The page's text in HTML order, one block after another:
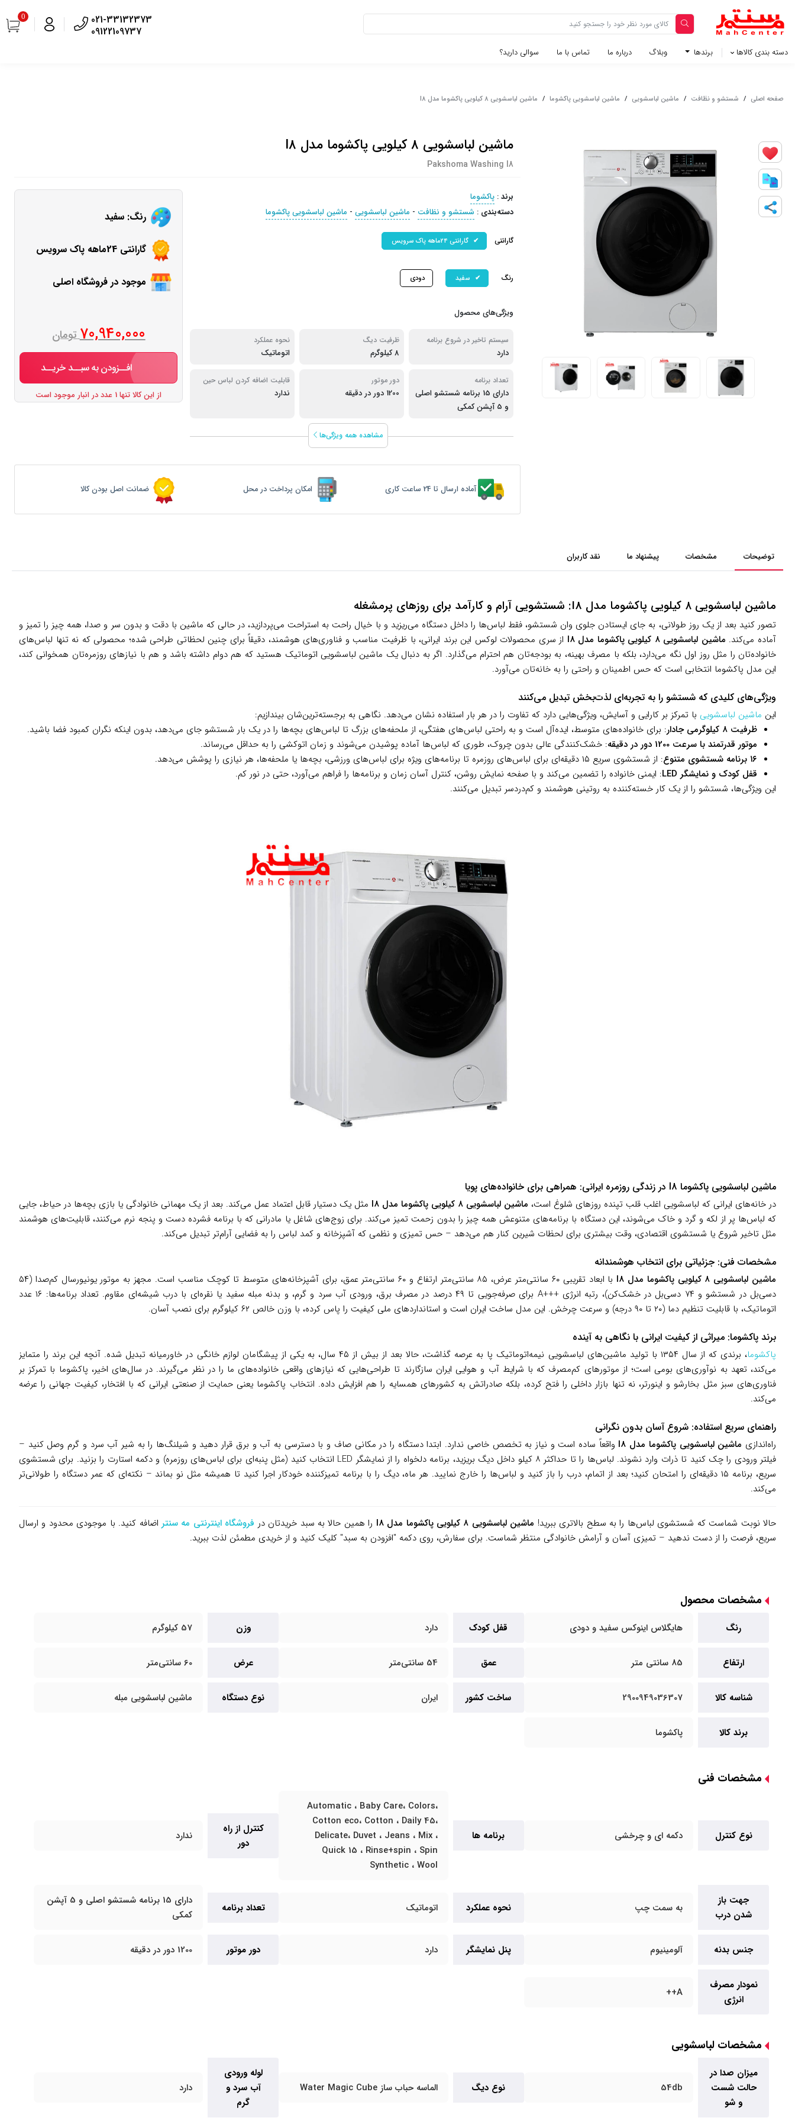
021-33132373
09122109737
0
دسته بندی کالاها برندها وبلاگ‌ درباره ما تماس با ما سوالی دارید؟
صفحه اصلی / شستشو و نظافت / ماشین لباسشویی / ماشین لباسشویی پاکشوما / ماشین لباسشویی 8 کیلویی پاکشوما مدل I8
ماشین لباسشویی 8 کیلویی پاکشوما مدل I8
Pakshoma Washing I8
برند: پاکشوما
دسته‌بندی : شستشو و نظافت - ماشین لباسشویی - ماشین لباسشویی پاکشوما
گارانتی گارانتی 24ماهه پاک سرویس
رنگ سفید دودی
ویژگی‌های محصول
سیستم تاخیر در شروع برنامه
دارد
ظرفیت دیگ
8 کیلوگرم
نحوه عملکرد
اتوماتیک
تعداد برنامه
دارای 15 برنامه شستشو اصلی
و 5 آپشن کمکی
دور موتور
1200 دور در دقیقه
قابلیت اضافه کردن لباس حین
کار
ندارد
مشاهده همه ویژگی‌ها
رنگ: سفید
گارانتی 24ماهه پاک سرویس
موجود در فروشگاه اصلی
70,940,000تومان
افــزودن به سبــد خریــد
از این کالا تنها 1 عدد در انبار موجود است
آماده ارسال تا 24 ساعت کاری امکان پرداخت در محل ضمانت اصل بودن کالا
توضیحات مشخصات پیشنهاد ما نقد کاربران
ماشین لباسشویی ۸ کیلویی پاکشوما مدل I8: شستشویی آرام و کارآمد برای روزهای پرمشغله
تصور کنید بعد از یک روز طولانی، به جای ایستادن جلوی وان شستشو، فقط لباس‌ها را داخل دستگاه می‌ریزید و با خیال راحت به استراحت می‌پردازید، در حالی که ماشین با دقت و بدون سر و صدا، همه چیز را تمیز و
آماده می‌کند. ماشین لباسشویی ۸ کیلویی پاکشوما مدل I8
از سری محصولات لوکس این برند ایرانی، با ظرفیت مناسب و فناوری‌های هوشمند، دقیقاً برای چنین لحظاتی طراحی شده؛ محصولی که نه تنها لباس‌های
خانواده‌تان را مثل روز اول نگه می‌دارد، بلکه با مصرف بهینه، به بودجه‌تان هم احترام می‌گذارد. اگر به دنبال یک ماشین لباسشویی اتوماتیک هستید که هم دوام داشته باشد و هم با نیازهای روزمره‌تان همخوانی کند،
این مدل پاکشوما انتخابی است که حس اطمینان و راحتی را به خانه‌تان می‌آورد.
ویژگی‌های کلیدی که شستشو را به تجربه‌ای لذت‌بخش تبدیل می‌کنند
این ماشین لباسشویی با تمرکز بر کارایی و آسایش، ویژگی‌هایی دارد که تفاوت را در هر بار استفاده نشان می‌دهد. نگاهی به برجسته‌ترین‌شان بیندازیم:
ظرفیت ۸ کیلوگرمی جادار
: برای خانواده‌های متوسط، ایده‌آل است و به راحتی لباس‌های هفتگی، از ملحفه‌های بزرگ تا لباس‌های بچه‌ها را در یک بار شستشو جای می‌دهد، بدون اینکه نگران کمبود فضا باشید.
موتور قدرتمند با سرعت 1200 دور در دقیقه
: خشک‌کنندگی عالی بدون چروک، طوری که لباس‌ها آماده پوشیدن می‌شوند و زمان اتوکشی را به حداقل می‌رساند.
۱۶ برنامه شستشوی متنوع
: از شستشوی سریع ۱۵ دقیقه‌ای برای لباس‌های روزمره تا برنامه‌های ویژه برای لباس‌های ورزشی، بچه‌ها یا ملحفه‌ها، هر نیازی را پوشش می‌دهد.
قفل کودک و نمایشگر LED
: ایمنی خانواده را تضمین می‌کند و با صفحه نمایش روشن، کنترل آسان زمان و برنامه‌ها را فراهم می‌آورد، حتی در نور کم.
این ویژگی‌ها، شستشو را از یک کار خسته‌کننده به روتینی هوشمند و کم‌دردسر تبدیل می‌کنند.
ماشین لباسشویی پاکشوما I8 در زندگی روزمره ایرانی: همراهی برای خانواده‌های پویا
در خانه‌های ایرانی که لباسشویی اغلب قلب تپنده روزهای شلوغ است، ماشین لباسشویی ۸ کیلویی پاکشوما مدل I8
مثل یک دستیار قابل اعتماد عمل می‌کند. بعد از یک مهمانی خانوادگی یا بازی بچه‌ها در حیاط، جایی
که لباس‌ها پر از لکه و گرد و خاک می‌شوند، این دستگاه با برنامه‌های متنوعش همه چیز را بدون زحمت تمیز می‌کند. برای زوج‌های شاغل یا مادرانی که با برنامه فشرده دست و پنجه نرم می‌کنند، قابلیت‌های هوشمند
مثل تاخیر شروع یا شستشوی اقتصادی، وقت بیشتری برای لحظات شیرین کنار هم می‌دهد – حس تمیزی و نظمی که آشپزخانه و کمد لباس را به فضایی آرام‌تر تبدیل می‌کند.
مشخصات فنی: جزئیاتی برای انتخاب هوشمندانه
ماشین لباسشویی ۸ کیلویی پاکشوما مدل I8
با ابعاد تقریبی ۶۰ سانتی‌متر عرض، ۸۵ سانتی‌متر ارتفاع و ۶۰ سانتی‌متر عمق، برای آشپزخانه‌های متوسط تا کوچک مناسب است. مجهز به موتور یونیورسال کم‌صدا (۵۴
دسی‌بل در شستشو و ۷۴ دسی‌بل در خشک‌کن)، رتبه انرژی +++A برای صرفه‌جویی تا ۴۹ درصد در مصرف برق، ورودی آب سرد و گرم، و بدنه مبله سفید یا نقره‌ای با درب شیشه‌ای مقاوم. تعداد برنامه‌ها: ۱۶ عدد
اتوماتیک، با قابلیت تنظیم دما (۲۰ تا ۹۰ درجه) و سرعت چرخش. این مدل ساخت ایران است و استانداردهای ملی کیفیت را پاس کرده، با وزن خالص ۶۲ کیلوگرم برای نصب آسان.
برند پاکشوما: میراثی از کیفیت ایرانی با نگاهی به آینده
پاکشوما
، برندی که از سال ۱۳۵۴ با تولید ماشین‌های لباسشویی نیمه‌اتوماتیک پا به عرصه گذاشت، حالا بعد از بیش از ۴۵ سال، به یکی از پیشگامان لوازم خانگی در خاورمیانه تبدیل شده. آنچه این برند را متمایز
می‌کند، تعهد به نوآوری‌های بومی است؛ از موتورهای کم‌مصرف که با شرایط آب و هوایی ایران سازگارند تا طراحی‌هایی که نیازهای واقعی خانواده‌های ما را در نظر می‌گیرند. در سال‌های اخیر، پاکشوما با تمرکز بر
فناوری‌های سبز مثل بخارشو و اینورتر، نه تنها بازار داخلی را فتح کرده، بلکه صادراتش به کشورهای همسایه را هم افزایش داده. انتخاب پاکشوما یعنی حمایت از صنعتی ایرانی که با افتخار، کیفیت جهانی را عرضه
می‌کند.
راهنمای سریع استفاده: شروع آسان بدون نگرانی
راه‌اندازی ماشین لباسشویی پاکشوما مدل I8
واقعاً ساده است و نیاز به تخصص خاصی ندارد. ابتدا دستگاه را در مکانی صاف و با دسترسی به آب و برق قرار دهید و شیلنگ‌ها را به شیر آب سرد و گرم وصل کنید –
فیلتر ورودی را چک کنید تا ذرات وارد نشوند. لباس‌ها را تا حداکثر ۸ کیلو داخل دیگ بریزید، برنامه دلخواه را از نمایشگر LED انتخاب کنید (مثل پنبه‌ای برای لباس‌های روزمره) و دکمه استارت را بزنید. برای شستشوی
سریع، برنامه ۱۵ دقیقه‌ای را امتحان کنید؛ بعد از اتمام، درب را باز کنید و لباس‌ها را خارج نمایید. هر ماه، دیگ را با برنامه تمیزکننده خودکار اجرا کنید تا همیشه مثل نو بماند – نکته‌ای که عمر دستگاه را طولانی‌تر
می‌کند.
حالا نوبت شماست که شستشوی لباس‌ها را به سطح بالاتری ببرید! ماشین لباسشویی ۸ کیلویی پاکشوما مدل I8 را همین حالا به سبد خریدتان در فروشگاه اینترنتی مه سنتر اضافه کنید. با موجودی محدود و ارسال
سریع، فرصت را از دست ندهید – تمیزی آسان و آرامش خانوادگی منتظر شماست. برای سفارش، روی دکمه "افزودن به سبد" کلیک کنید و از خریدی مطمئن لذت ببرید.
مشخصات محصول
رنگ هایگلاس اینوکس سفید و دودی قفل کودک دارد وزن 57 کیلوگرم
ارتفاع 85 سانتی متر عمق 54 سانتی‌متر عرض 60 سانتی‌متر
شناسه کالا 2900949036307 ساخت کشور ایران نوع دستگاه ماشین لباسشویی مبله
برند کالا پاکشوما
مشخصات فنی
نوع کنترل دکمه ای و چرخشی برنامه ها
Automatic ، Baby Care، Colors،
Cotton eco، Cotton ، Daily 45،
Delicate، Duvet ، Jeans ، Mix ،
Quick 15 ، Rinse+spin ، Spin
Synthetic ، Wool
کنترل از راه
دور
ندارد
جهت باز
شدن درب
به سمت چپ نحوه عملکرد اتوماتیک تعداد برنامه
دارای 15 برنامه شستشو اصلی و 5 آپشن
کمکی
جنس بدنه آلومینیوم پنل نمایشگر دارد دور موتور 1200 دور در دقیقه
نمودار مصرف
انرژی
A++
مشخصات لباسشویی
میزان صدا در
حالت شست
و شو
54db نوع دیگ الماسه حباب ساز Water Magic Cube
لوله ورودی
آب سرد و
گرم
دارد